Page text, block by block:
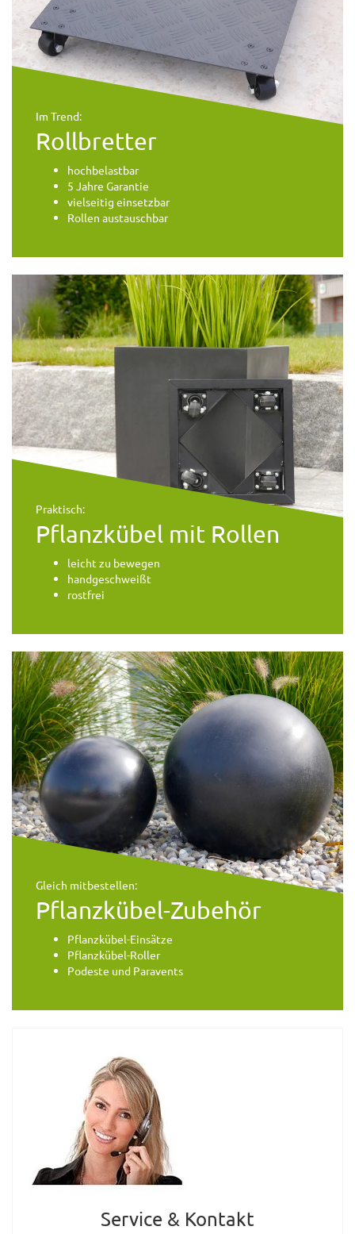
Im Trend:
Rollbretter
hochbelastbar
5 Jahre Garantie
vielseitig einsetzbar
Rollen austauschbar
Praktisch:
Pflanzkübel mit Rollen
leicht zu bewegen
handgeschweißt
rostfrei
Gleich mitbestellen:
Pflanzkübel-Zubehör
Pflanzkübel-Einsätze
Pflanzkübel-Roller
Podeste und Paravents
Service & Kontakt